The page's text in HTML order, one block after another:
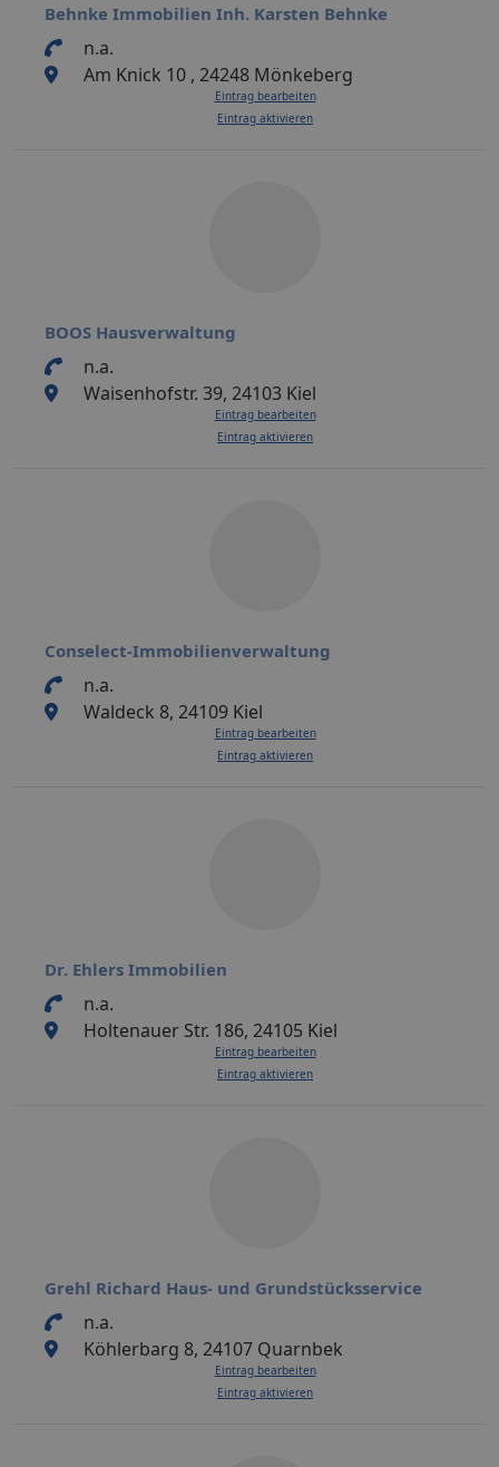
Behnke Immobilien Inh. Karsten Behnke
n.a.
Am Knick 10 , 24248 Mönkeberg
Eintrag bearbeiten
Eintrag aktivieren
BOOS Hausverwaltung
n.a.
Waisenhofstr. 39, 24103 Kiel
Eintrag bearbeiten
Eintrag aktivieren
Conselect-Immobilienverwaltung
n.a.
Waldeck 8, 24109 Kiel
Eintrag bearbeiten
Eintrag aktivieren
Dr. Ehlers Immobilien
n.a.
Holtenauer Str. 186, 24105 Kiel
Eintrag bearbeiten
Eintrag aktivieren
Grehl Richard Haus- und Grundstücksservice
n.a.
Köhlerbarg 8, 24107 Quarnbek
Eintrag bearbeiten
Eintrag aktivieren